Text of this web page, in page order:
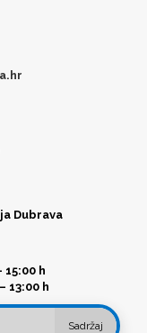
Dubrava
h
13:00 h
Sadržaj